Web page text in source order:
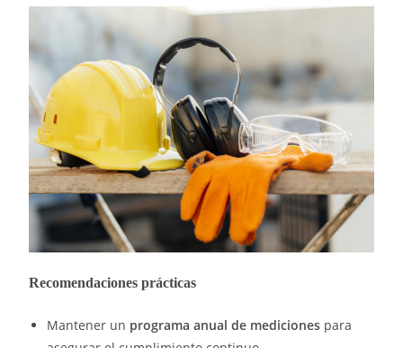
Recomendaciones prácticas
Mantener un programa anual de mediciones para